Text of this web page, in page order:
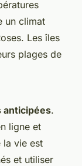
un climat
Les îles
plages de
anticipées.
ligne et
la vie est
et utiliser